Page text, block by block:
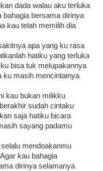
dada walau aku terluka
bahagia bersama dirinya
kau telah memilih dia
apa yang ku rasa
hatiku yang terluka
bisa tuk melupakannya
ku masih mencintainya
kau bukan milikku
sudah cintaku
saja hatiku bicara
sayang padamu
mendoakanmu
Agar kau bahagia
dirinya selamanya